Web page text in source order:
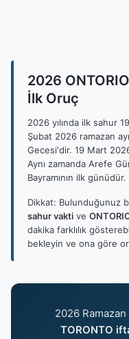
2026
İlk Oruç
2026 yılında ilk sahur
Şubat 2026 ramazan
Gecesi'dir. 19 Mart
Aynı zamanda Arefe
Bayramının ilk günüdür.
Dikkat: Bulunduğunuz
sahur vakti ve
dakika farklılık
bekleyin ve ona göre
2026
TORONTO